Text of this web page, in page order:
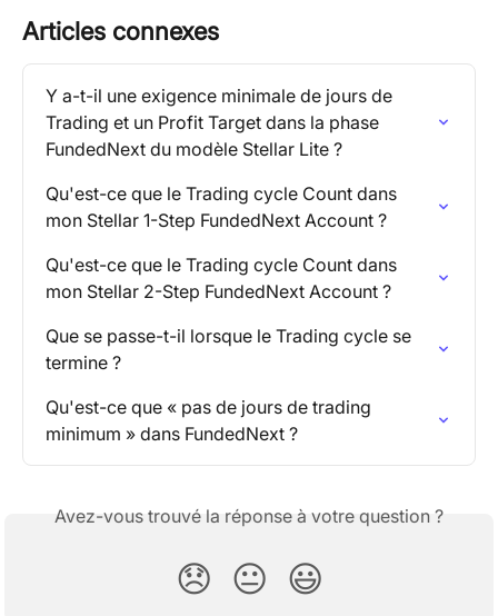
Articles connexes
Y a-t-il une exigence minimale de jours de
Trading et un Profit Target dans la phase
FundedNext du modèle Stellar Lite ?
Qu'est-ce que le Trading cycle Count dans
mon Stellar 1-Step FundedNext Account ?
Qu'est-ce que le Trading cycle Count dans
mon Stellar 2-Step FundedNext Account ?
Que se passe-t-il lorsque le Trading cycle se
termine ?
Qu'est-ce que « pas de jours de trading
minimum » dans FundedNext ?
Avez-vous trouvé la réponse à votre question ?
😞 😐 😃